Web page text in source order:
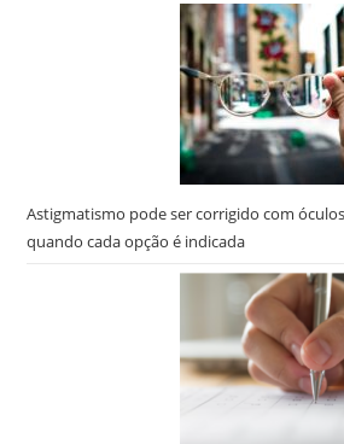
Astigmatismo pode ser corrigido com
quando cada opção é indicada